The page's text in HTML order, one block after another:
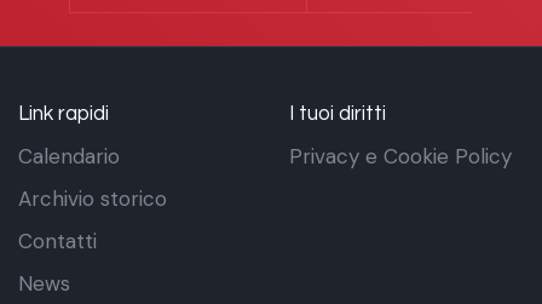
Link rapidi
Calendario
Archivio storico
Contatti
News
I tuoi diritti
Privacy e Cookie Policy